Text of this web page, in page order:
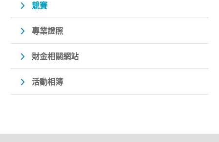
競賽
專業證照
財金相關網站
活動相簿